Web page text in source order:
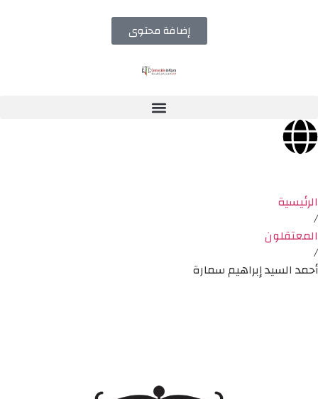
إضافة محتوى
الرئيسية
/
المعتقلون
/
أحمد السيد إبراهيم سمارة